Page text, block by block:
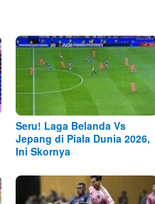
Seru! Laga Belanda Vs
Jepang di Piala Dunia 2026,
Ini Skornya